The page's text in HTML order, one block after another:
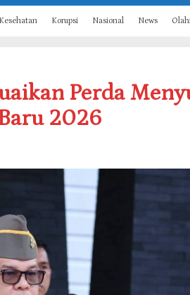
Kesehatan Korupsi Nasional News
Perda
2026